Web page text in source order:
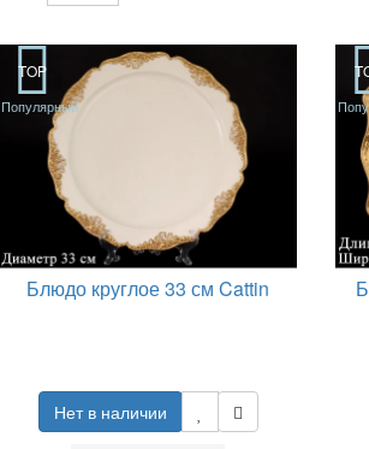
TOP
Популярный
Блюдо круглое 33 см Cattin
Нет в наличии